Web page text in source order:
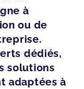
à
ou de
dédiés,
solutions
adaptées à